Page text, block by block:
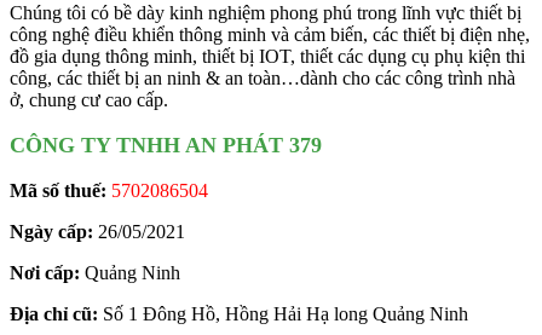
Chúng tôi có bề dày kinh nghiệm phong phú trong lĩnh vực thiết bị
công nghệ điều khiển thông minh và cảm biến, các thiết bị điện nhẹ,
đồ gia dụng thông minh, thiết bị IOT, thiết các dụng cụ phụ kiện thi
công, các thiết bị an ninh & an toàn…dành cho các công trình nhà
ở, chung cư cao cấp.
CÔNG TY TNHH AN PHÁT 379
Mã số thuế: 5702086504
Ngày cấp: 26/05/2021
Nơi cấp: Quảng Ninh
Địa chỉ cũ: Số 1 Đông Hồ, Hồng Hải Hạ long Quảng Ninh